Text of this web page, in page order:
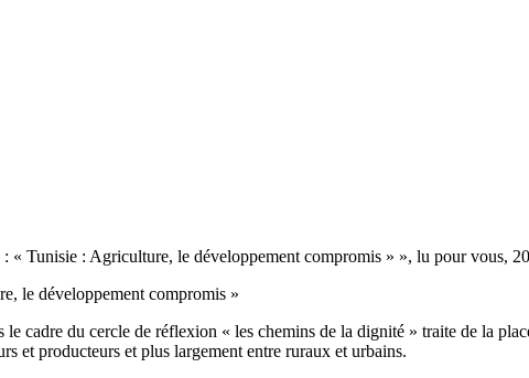
Tunisie : Agriculture, le développement compromis » », lu pour vous,
le développement compromis »
cadre du cercle de réflexion « les chemins de la dignité » traite de la
et producteurs et plus largement entre ruraux et urbains.